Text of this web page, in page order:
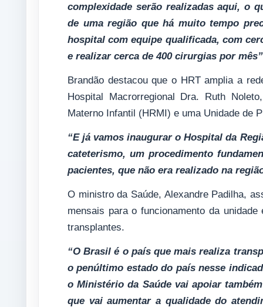
complexidade serão realizadas aqui, o
de uma região que há muito tempo
hospital com equipe qualificada, com
e realizar cerca de 400 cirurgias por mês”
Brandão destacou que o HRT amplia a
Hospital Macrorregional Dra. Ruth
Materno Infantil (HRMI) e uma Unidade de
“E já vamos inaugurar o Hospital da
cateterismo, um procedimento
pacientes, que não era realizado na
O ministro da Saúde, Alexandre Padilha,
mensais para o funcionamento da
transplantes.
“O Brasil é o país que mais realiza
o penúltimo estado do país nesse
o Ministério da Saúde vai apoiar
que vai aumentar a qualidade do